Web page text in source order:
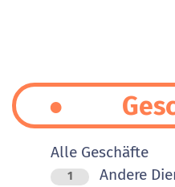
Alle Geschäfte
1 Andere